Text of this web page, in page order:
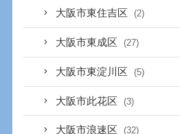
大阪市東住吉区 (2)
大阪市東成区 (27)
大阪市東淀川区 (5)
大阪市此花区 (3)
大阪市浪速区 (32)